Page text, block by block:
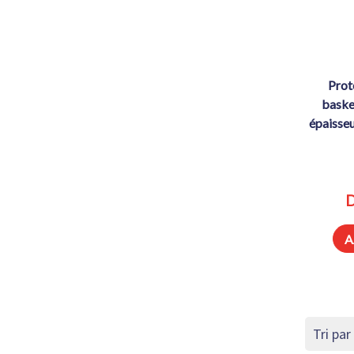
protection bas de panneau de